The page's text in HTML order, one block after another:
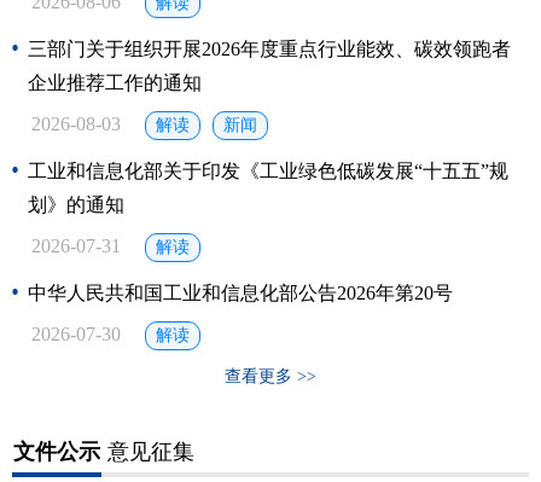
三部门关于组织开展2026年度重点行业能效、碳效领跑者
企业推荐工作的通知
2026-08-03
解读 新闻
工业和信息化部关于印发《工业绿色低碳发展“十五五”规
划》的通知
2026-07-31
解读
中华人民共和国工业和信息化部公告2026年第20号
2026-07-30
解读
查看更多 >>
文件公示 意见征集